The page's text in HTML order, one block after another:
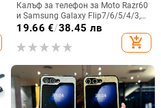
Калъф за телефон за Moto Razr60
и Samsung Galaxy Flip7/6/5/4/3,
сгъваем с пръстен, защита от
изпускане, минималистичен PU
кожен калъф, ръчна изработка
19.66 €/38.45 лв
add_shopping_cart